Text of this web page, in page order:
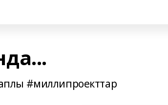
#миллипроекттар